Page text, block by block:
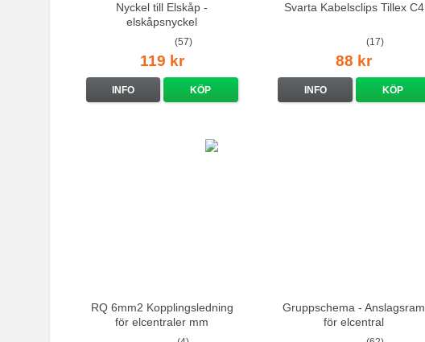
Nyckel till Elskåp -
elskåpsnyckel
(57)
119 kr
INFO KÖP
Svarta Kabelsclips Tillex C4
(17)
88 kr
INFO KÖP
RQ 6mm2 Kopplingsledning
för elcentraler mm
Gruppschema - Anslagsram
för elcentral